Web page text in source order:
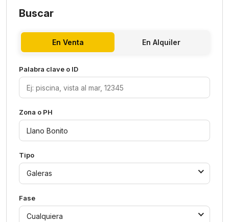
Buscar
En Venta En Alquiler
Palabra clave o ID
Zona o PH
Tipo
Galeras
Fase
Cualquiera